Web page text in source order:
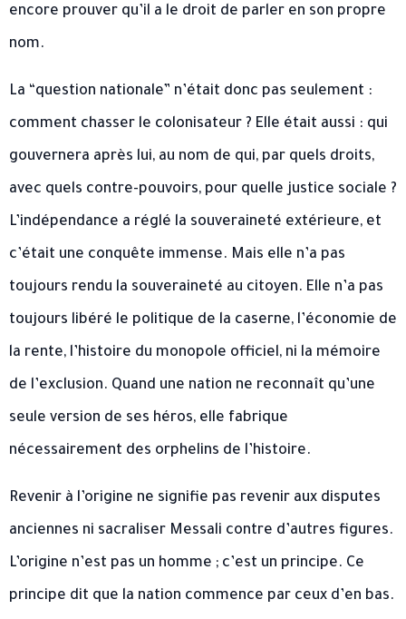
encore prouver qu’il a le droit de parler en son propre
nom.
La “question nationale” n’était donc pas seulement :
comment chasser le colonisateur ? Elle était aussi : qui
gouvernera après lui, au nom de qui, par quels droits,
avec quels contre-pouvoirs, pour quelle justice sociale ?
L’indépendance a réglé la souveraineté extérieure, et
c’était une conquête immense. Mais elle n’a pas
toujours rendu la souveraineté au citoyen. Elle n’a pas
toujours libéré le politique de la caserne, l’économie de
la rente, l’histoire du monopole officiel, ni la mémoire
de l’exclusion. Quand une nation ne reconnaît qu’une
seule version de ses héros, elle fabrique
nécessairement des orphelins de l’histoire.
Revenir à l’origine ne signifie pas revenir aux disputes
anciennes ni sacraliser Messali contre d’autres figures.
L’origine n’est pas un homme ; c’est un principe. Ce
principe dit que la nation commence par ceux d’en bas.